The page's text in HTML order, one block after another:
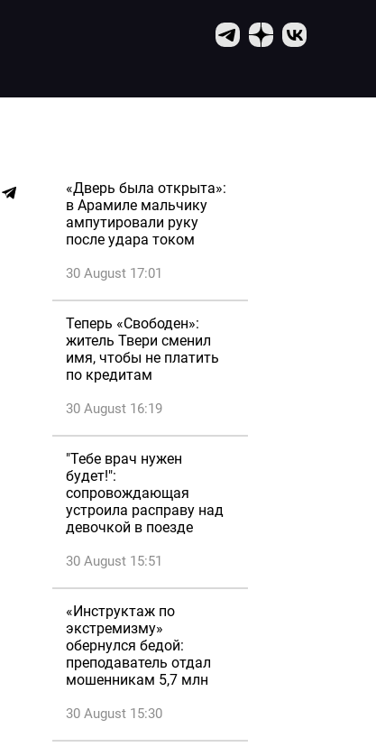
«Дверь была открыта»:
в Арамиле мальчику
ампутировали руку
после удара током
30 August 17:01
Теперь «Свободен»:
житель Твери сменил
имя, чтобы не платить
по кредитам
30 August 16:19
"Тебе врач нужен
будет!":
сопровождающая
устроила расправу над
девочкой в поезде
30 August 15:51
«Инструктаж по
экстремизму»
обернулся бедой:
преподаватель отдал
мошенникам 5,7 млн
30 August 15:30